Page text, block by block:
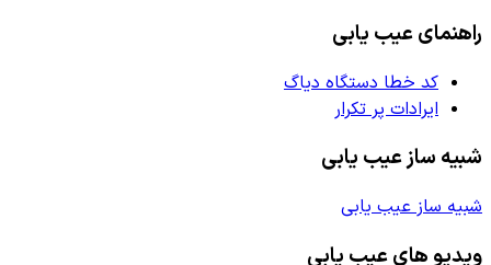
راهنمای عیب یابی
کد خطا دستگاه دیاگ
ایرادات پر تکرار
شبیه ساز عیب یابی
شبیه ساز عیب یابی
ویدیو های عیب یابی